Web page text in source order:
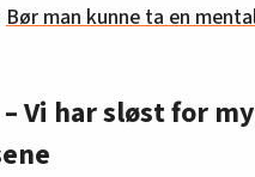
Bør man kunne ta en
Vi har sløst for